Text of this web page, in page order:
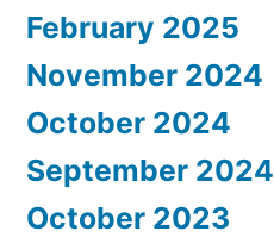
February 2025
November 2024
October 2024
September 2024
October 2023